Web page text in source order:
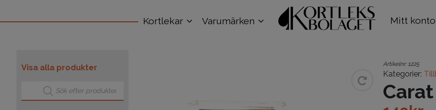
Kortlekar Varumärken Mitt konto
Visa alla produkter
Produktsökning
Artikelnr: 1225
Kategorier: